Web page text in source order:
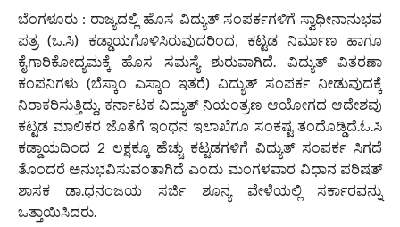
ಬೆಂಗಳೂರು : ರಾಜ್ಯದಲ್ಲಿ ಹೊಸ ವಿದ್ಯುತ್ ಸಂಪರ್ಕಗಳಿಗೆ ಸ್ವಾಧೀನಾನುಭವ
ಪತ್ರ (ಒ.ಸಿ) ಕಡ್ಡಾಯಗೊಳಿಸಿರುವುದರಿಂದ, ಕಟ್ಟಡ ನಿರ್ಮಾಣ ಹಾಗೂ
ಕೈಗಾರಿಕೋದ್ಯಮಕ್ಕೆ ಹೊಸ ಸಮಸ್ಯೆ ಶುರುವಾಗಿದೆ. ವಿದ್ಯುತ್ ವಿತರಣಾ
ಕಂಪನಿಗಳು (ಬೆಸ್ಕಾಂ ಎಸ್ಕಾಂ ಇತರೆ) ವಿದ್ಯುತ್ ಸಂಪರ್ಕ ನೀಡುವುದಕ್ಕೆ
ನಿರಾಕರಿಸುತ್ತಿದ್ದು, ಕರ್ನಾಟಕ ವಿದ್ಯುತ್ ನಿಯಂತ್ರಣ ಆಯೋಗದ ಆದೇಶವು
ಕಟ್ಟಡ ಮಾಲಿಕರ ಜೊತೆಗೆ ಇಂಧನ ಇಲಾಖೆಗೂ ಸಂಕಷ್ಟ ತಂದೊಡ್ಡಿದೆ.ಓ.ಸಿ
ಕಡ್ಡಾಯದಿಂದ 2 ಲಕ್ಷಕ್ಕೂ ಹೆಚ್ಚು ಕಟ್ಟಡಗಳಿಗೆ ವಿದ್ಯುತ್ ಸಂಪರ್ಕ ಸಿಗದೆ
ತೊಂದರೆ ಅನುಭವಿಸುವಂತಾಗಿದೆ ಎಂದು ಮಂಗಳವಾರ ವಿಧಾನ ಪರಿಷತ್
ಶಾಸಕ ಡಾ.ಧನಂಜಯ ಸರ್ಜಿ ಶೂನ್ಯ ವೇಳೆಯಲ್ಲಿ ಸರ್ಕಾರವನ್ನು
ಒತ್ತಾಯಿಸಿದರು.